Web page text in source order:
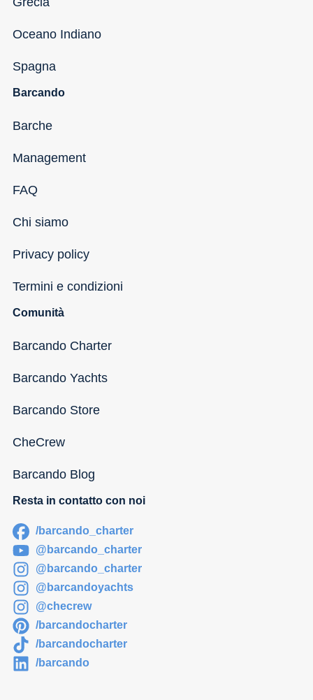
Oceano Indiano
Spagna
Barcando
Barche
Management
FAQ
Chi siamo
Privacy policy
Termini e condizioni
Comunità
Barcando Charter
Barcando Yachts
Barcando Store
CheCrew
Barcando Blog
Resta in contatto con noi
/barcando_charter
@barcando_charter
@barcando_charter
@barcandoyachts
@checrew
/barcandocharter
/barcandocharter
/barcando